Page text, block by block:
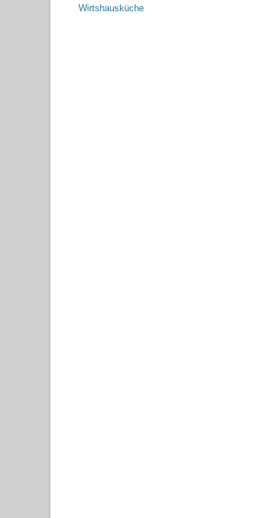
Wirtshausküche